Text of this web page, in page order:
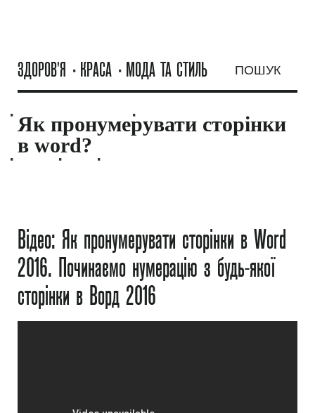
GinkaGuru.ru
ЗДОРОВ'Я КРАСА МОДА ТА СТИЛЬ
ЗАЧІСКИ ТА СТРИЖКИ
МАСКИ СЕКС
ПОШУК
Як пронумерувати сторінки
в word?
Відео: Як пронумерувати сторінки в Word
2016. Починаємо нумерацію з будь-якої
сторінки в Ворд 2016